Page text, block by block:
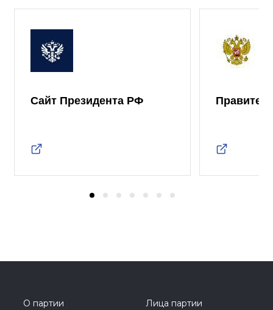
Сайт Президента РФ
О партии
Лица партии